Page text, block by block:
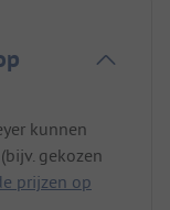
kunnen
gekozen
prijzen op